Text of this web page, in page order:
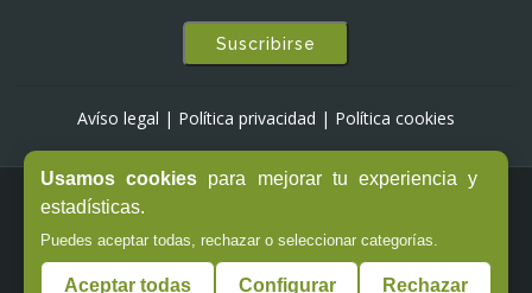
Usamos cookies para mejorar tu experiencia y
estadísticas.
Puedes aceptar todas, rechazar o seleccionar categorías.
Aceptar todas Configurar Rechazar
Suscribirse
Avíso legal | Política privacidad | Política cookies
© Copyright -